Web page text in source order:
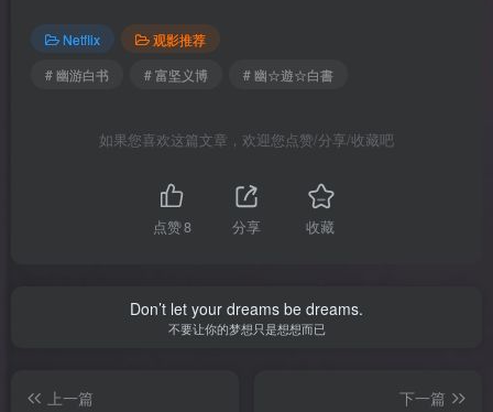
Netflix
观影推荐
# 幽游白书
# 富坚义博 # 幽☆遊☆白書
如果您喜欢这篇文章，欢迎您点赞/分享/收藏吧
点赞8 分享 收藏
Don’t let your dreams be dreams.
不要让你的梦想只是想想而已
上一篇
下一篇